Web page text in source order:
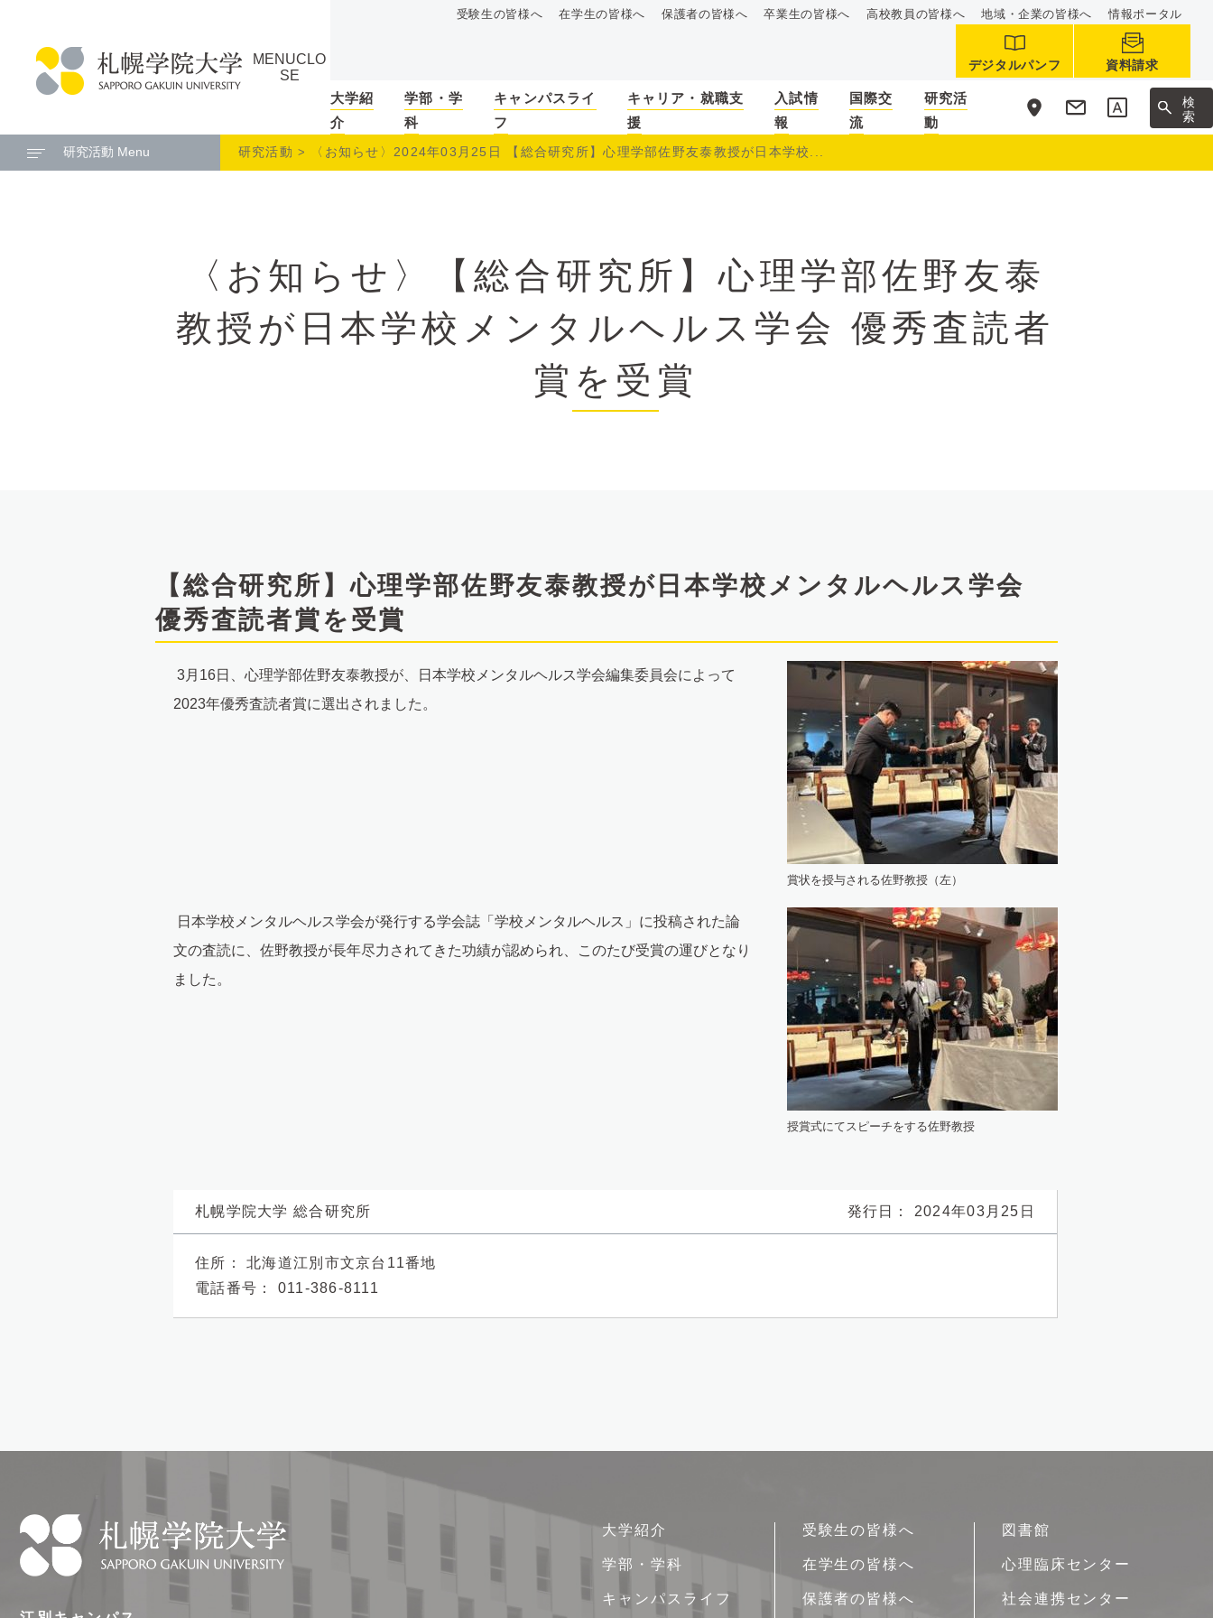
ュ
幌
学
MENUCLO
SE
受験生の皆様へ 在学生の皆様へ 保護者の皆様へ 卒業生の皆様へ 高校教員の皆様へ 地域・企業の皆様へ 情報ポータル
デジタルパンフ 資料請求
大学紹
介
学部・学
科
キャンパスライ
フ
キャリア・就職支
援
入試情
報
国際交
流
研究活
動
サ
イ
ト
内
検
索
研究活動 Menu 研究活動 〈お知らせ〉2024年03月25日 【総合研究所】心理学部佐野友泰教授が日本学校...
〈お知らせ〉【総合研究所】心理学部佐野友泰
教授が日本学校メンタルヘルス学会 優秀査読者
賞を受賞
【総合研究所】心理学部佐野友泰教授が日本学校メンタルヘルス学会
優秀査読者賞を受賞
3月16日、心理学部佐野友泰教授が、日本学校メンタルヘルス学会編集委員会によって
2023年優秀査読者賞に選出されました。
賞状を授与される佐野教授（左）
日本学校メンタルヘルス学会が発行する学会誌「学校メンタルヘルス」に投稿された論
文の査読に、佐野教授が長年尽力されてきた功績が認められ、このたび受賞の運びとなり
ました。
授賞式にてスピーチをする佐野教授
発行日： 2024年03月25日
札幌学院大学 総合研究所
住所：
北海道江別市文京台11番地
電話番号：
011-386-8111
幌
サ
イ
マ
大学紹介
学部・学科
キャンパスライフ
受験生の皆様へ
在学生の皆様へ
保護者の皆様へ
図書館
心理臨床センター
社会連携センター
ッ